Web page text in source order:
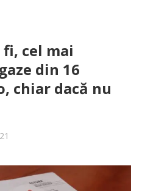
fi, cel mai
din 16
chiar dacă nu